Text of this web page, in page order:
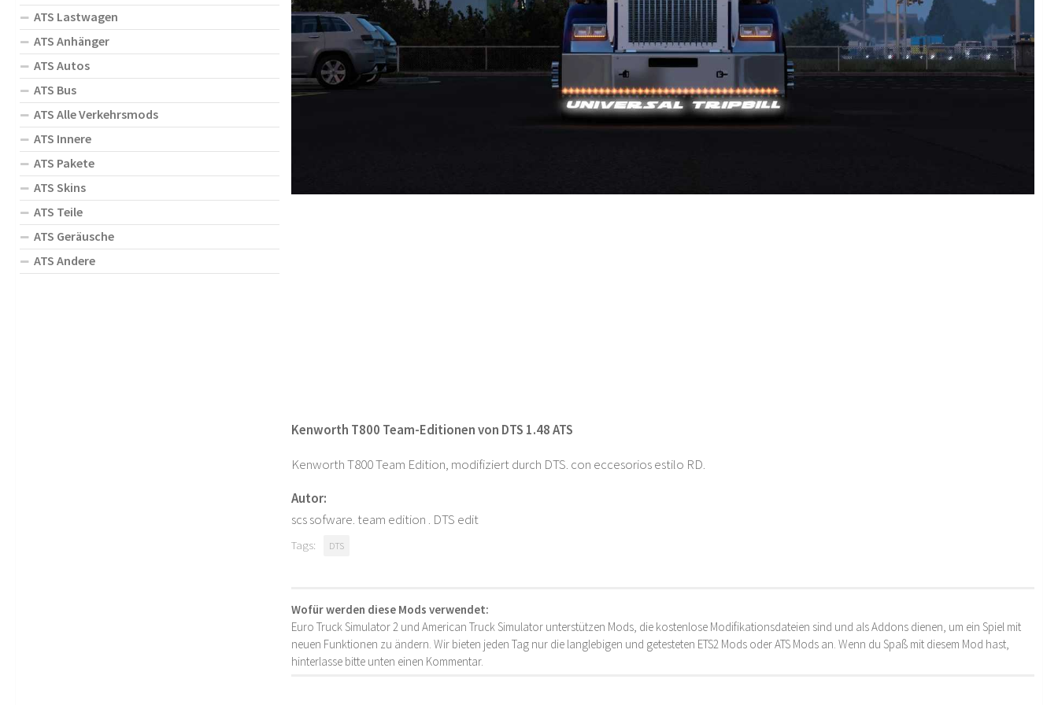
Kenworth T800 Team-Editionen von DTS 1.48 ATS
Kenworth T800 Team Edition, modifiziert durch DTS. con eccesorios estilo RD.
Autor:
scs sofware. team edition . DTS edit
Tags: DTS
Wofür werden diese Mods verwendet:
Euro Truck Simulator 2 und American Truck Simulator unterstützen Mods, die kostenlose Modifikationsdateien sind und als Addons dienen, um ein Spiel mit
neuen Funktionen zu ändern. Wir bieten jeden Tag nur die langlebigen und getesteten ETS2 Mods oder ATS Mods an. Wenn du Spaß mit diesem Mod hast,
hinterlasse bitte unten einen Kommentar.
ATS Lastwagen
ATS Anhänger
ATS Autos
ATS Bus
ATS Alle Verkehrsmods
ATS Innere
ATS Pakete
ATS Skins
ATS Teile
ATS Geräusche
ATS Andere